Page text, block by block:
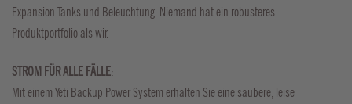
Expansion Tanks und Beleuchtung. Niemand hat ein robusteres
Produktportfolio als wir.
STROM FÜR ALLE FÄLLE:
Mit einem Yeti Backup Power System erhalten Sie eine saubere, leise